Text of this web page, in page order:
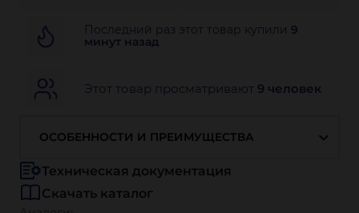
Последний раз этот товар купили 9
минут назад
Этот товар просматривают 9 человек
ОСОБЕННОСТИ И ПРЕИМУЩЕСТВА
Техническая документация
Скачать каталог